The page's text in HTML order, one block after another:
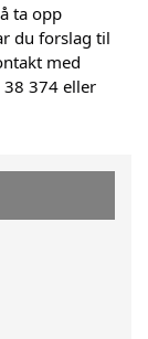
ta opp
du forslag til
med
38 374 eller